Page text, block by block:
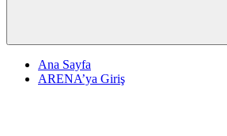
Ana Sayfa
ARENA’ya Giriş